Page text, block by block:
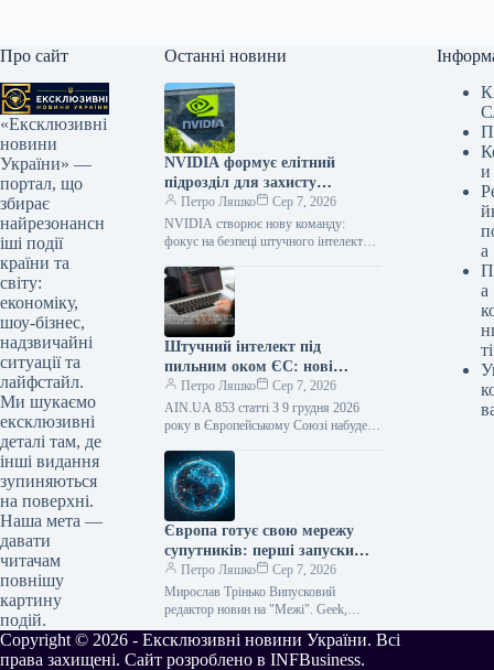
Про сайт
«Ексклюзивні
новини
України» —
портал, що
збирає
найрезонансн
іші події
країни та
світу:
економіку,
шоу-бізнес,
надзвичайні
ситуації та
лайфстайл.
Ми шукаємо
ексклюзивні
деталі там, де
інші видання
зупиняються
на поверхні.
Наша мета —
давати
читачам
повнішу
картину
подій.
Останні новини
NVIDIA формує елітний
підрозділ для захисту
передових ШІ-технологій
Петро Ляшко
Сер 7, 2026
NVIDIA створює нову команду:
фокус на безпеці штучного інтелекту
гігант NVIDIA активно розширює свій
штат, засновуючи…
Штучний інтелект під
пильним оком ЄС: нові
правила та відповідальність
розробників софту
Петро Ляшко
Сер 7, 2026
AIN.UA 853 статті З 9 грудня 2026
року в Європейському Союзі набуде
відповідальність за продукцію. Вона
суттєво…
Європа готує свою мережу
супутників: перші запуски
заплановані на 2029 рік
Петро Ляшко
Сер 7, 2026
Мирослав Трінько Випусковий
редактор новин на "Межі". Geek,
журналіст за професією. Вершник,
тенісист та фанат Формули-1.…
и
а
а
ті
Copyright © 2026 - Ексклюзивні новини України. Всі
права захищені. Сайт розроблено в INFBusiness.